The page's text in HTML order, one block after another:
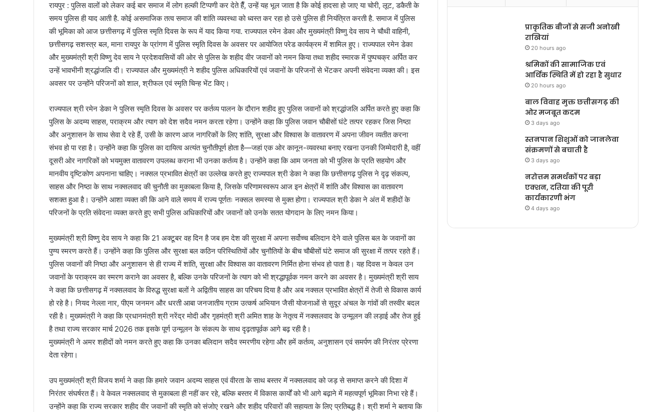
रायपुर : पुलिस वालों को लेकर कई बार समाज में लोग हल्की टिप्पणी कर देते हैँ, उन्हें यह भूल जाता है कि कोई हादसा हो जाए या चोरी, लूट, डकैती के
समय पुलिस ही याद आती है. कोई असमाजिक तत्व समाज की शांति व्यवस्था को ध्वस्त कर रहा हो उसे पुलिस ही नियंत्रित करती है. समाज में पुलिस
की भूमिका को आज छत्तीसगढ़ में पुलिस स्मृति दिवस के रूप में याद किया गया. राज्यपाल रमेन डेका और मुख्यमंत्री विष्णु देव साय ने चौथी वाहिनी,
छत्तीसगढ़ सशस्त्र बल, माना रायपुर के प्रांगण में पुलिस स्मृति दिवस के अवसर पर आयोजित परेड कार्यक्रम में शामिल हुए। राज्यपाल रमेन डेका
और मुख्यमंत्री श्री विष्णु देव साय ने प्रदेशवासियों की ओर से पुलिस के शहीद वीर जवानों को नमन किया तथा शहीद स्मारक में पुष्पचक्र अर्पित कर
उन्हें भावभीनी श्रद्धांजलि दी। राज्यपाल और मुख्यमंत्री ने शहीद पुलिस अधिकारियों एवं जवानों के परिजनों से भेंटकर अपनी संवेदना व्यक्त की। इस
अवसर पर उन्होंने परिजनों को शाल, श्रीफल एवं स्मृति चिन्ह भेंट किए।
राज्यपाल श्री रमेन डेका ने पुलिस स्मृति दिवस के अवसर पर कर्तव्य पालन के दौरान शहीद हुए पुलिस जवानों को श्रद्धांजलि अर्पित करते हुए कहा कि
पुलिस के अदम्य साहस, पराक्रम और त्याग को देश सदैव नमन करता रहेगा। उन्होंने कहा कि पुलिस जवान चौबीसों घंटे तत्पर रहकर जिस निष्ठा
और अनुशासन के साथ सेवा दे रहे हैं, उसी के कारण आज नागरिकों के लिए शांति, सुरक्षा और विश्वास के वातावरण में अपना जीवन व्यतीत करना
संभव हो पा रहा है। उन्होंने कहा कि पुलिस का दायित्व अत्यंत चुनौतीपूर्ण होता है—जहां एक ओर कानून-व्यवस्था बनाए रखना उनकी जिम्मेदारी है, वहीं
दूसरी ओर नागरिकों को भयमुक्त वातावरण उपलब्ध कराना भी उनका कर्तव्य है। उन्होंने कहा कि आम जनता को भी पुलिस के प्रति सहयोग और
मानवीय दृष्टिकोण अपनाना चाहिए। नक्सल प्रभावित क्षेत्रों का उल्लेख करते हुए राज्यपाल श्री डेका ने कहा कि छत्तीसगढ़ पुलिस ने दृढ़ संकल्प,
साहस और निष्ठा के साथ नक्सलवाद की चुनौती का मुकाबला किया है, जिसके परिणामस्वरूप आज इन क्षेत्रों में शांति और विश्वास का वातावरण
सशक्त हुआ है। उन्होंने आशा व्यक्त की कि आने वाले समय में राज्य पूर्णतः नक्सल समस्या से मुक्त होगा। राज्यपाल श्री डेका ने अंत में शहीदों के
परिजनों के प्रति संवेदना व्यक्त करते हुए सभी पुलिस अधिकारियों और जवानों को उनके सतत योगदान के लिए नमन किया।
मुख्यमंत्री श्री विष्णु देव साय ने कहा कि 21 अक्टूबर वह दिन है जब हम देश की सुरक्षा में अपना सर्वोच्च बलिदान देने वाले पुलिस बल के जवानों का
पुण्य स्मरण करते हैं। उन्होंने कहा कि पुलिस और सुरक्षा बल कठिन परिस्थितियों और चुनौतियों के बीच चौबीसों घंटे समाज की सुरक्षा में तत्पर रहते हैं।
पुलिस जवानों की निष्ठा और अनुशासन से ही राज्य में शांति, सुरक्षा और विश्वास का वातावरण निर्मित होना संभव हो पाता है। यह दिवस न केवल उन
जवानों के पराक्रम का स्मरण कराने का अवसर है, बल्कि उनके परिजनों के त्याग को भी श्रद्धापूर्वक नमन करने का अवसर है। मुख्यमंत्री श्री साय
ने कहा कि छत्तीसगढ़ में नक्सलवाद के विरुद्ध सुरक्षा बलों ने अद्वितीय साहस का परिचय दिया है और अब नक्सल प्रभावित क्षेत्रों में तेजी से विकास कार्य
हो रहे है। नियद नेल्ला नार, पीएम जनमन और धरती आबा जनजातीय ग्राम उत्कर्ष अभियान जैसी योजनाओं से सुदूर अंचल के गांवों की तस्वीर बदल
रही है। मुख्यमंत्री ने कहा कि प्रधानमंत्री श्री नरेंद्र मोदी और गृहमंत्री श्री अमित शाह के नेतृत्व में नक्सलवाद के उन्मूलन की लड़ाई और तेज हुई
है तथा राज्य सरकार मार्च 2026 तक इसके पूर्ण उन्मूलन के संकल्प के साथ दृढ़तापूर्वक आगे बढ़ रही है।
मुख्यमंत्री ने अमर शहीदों को नमन करते हुए कहा कि उनका बलिदान सदैव स्मरणीय रहेगा और हमें कर्तव्य, अनुशासन एवं समर्पण की निरंतर प्रेरणा
देता रहेगा।
उप मुख्यमंत्री श्री विजय शर्मा ने कहा कि हमारे जवान अदम्य साहस एवं वीरता के साथ बस्तर में नक्सलवाद को जड़ से समाप्त करने की दिशा में
निरंतर संघर्षरत हैं। वे केवल नक्सलवाद से मुकाबला ही नहीं कर रहे, बल्कि बस्तर में विकास कार्यों को भी आगे बढ़ाने में महत्वपूर्ण भूमिका निभा रहे हैं।
उन्होंने कहा कि राज्य सरकार शहीद वीर जवानों की स्मृति को संजोए रखने और शहीद परिवारों की सहायता के लिए प्रतिबद्ध है। श्री शर्मा ने बताया कि
प्राकृतिक बीजों से सजी अनोखी
राखियां
20 hours ago
श्रमिकों की सामाजिक एवं
आर्थिक स्थिति में हो रहा है सुधार
20 hours ago
बाल विवाह मुक्त छत्तीसगढ़ की
ओर मजबूत कदम
3 days ago
स्तनपान शिशुओं को जानलेवा
संक्रमणों से बचाती है
3 days ago
नरोत्तम समर्थकों पर बड़ा
एक्शन, दतिया की पूरी
कार्यकारणी भंग
4 days ago